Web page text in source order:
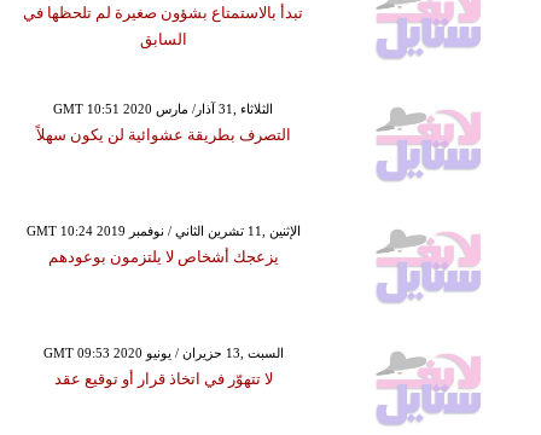
تبدأ بالاستمتاع بشؤون صغيرة لم تلحظها في
السابق
GMT 10:51 2020 الثلاثاء ,31 آذار/ مارس
التصرف بطريقة عشوائية لن يكون سهلاً
GMT 10:24 2019 الإثنين ,11 تشرين الثاني / نوفمبر
يزعجك أشخاص لا يلتزمون بوعودهم
GMT 09:53 2020 السبت ,13 حزيران / يونيو
لا تتهوّر في اتخاذ قرار أو توقيع عقد